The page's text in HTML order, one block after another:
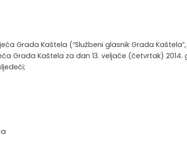
Grada Kaštela (“Službeni glasnik Grada Kaštela”,
Grada Kaštela za dan 13. veljače (četvrtak) 2014.